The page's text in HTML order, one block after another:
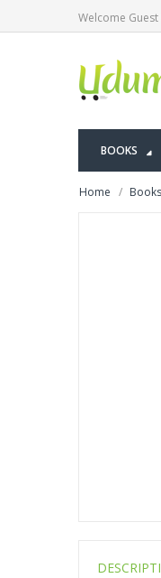
Welcome Guest
BOOKS
Home Books